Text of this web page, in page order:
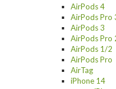
AirPods 4
AirPods Pro
AirPods 3
AirPods Pro
AirPods 1/2
AirPods Pro
AirTag
iPhone 14